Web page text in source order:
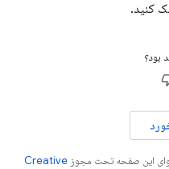
کنید.
بود؟
این صفحه تحت مجوز Creative